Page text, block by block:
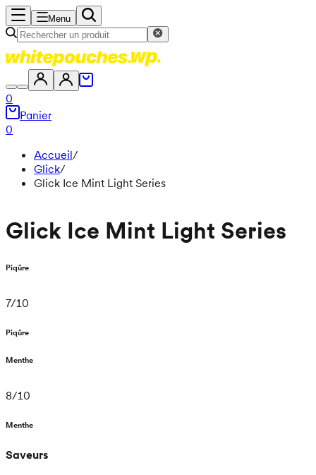
Menu
0
Panier
0
Accueil/
Glick/
Glick Ice Mint Light Series
Glick Ice Mint Light Series
Piqûre
7/10
Piqûre
Menthe
8/10
Menthe
Saveurs